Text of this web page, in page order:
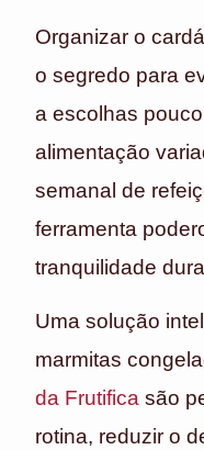
Organizar o
o segredo para
a escolhas
alimentação
semanal de
ferramenta
tranquilidade
Uma solução
marmitas
da Frutifica são
rotina, reduzir o